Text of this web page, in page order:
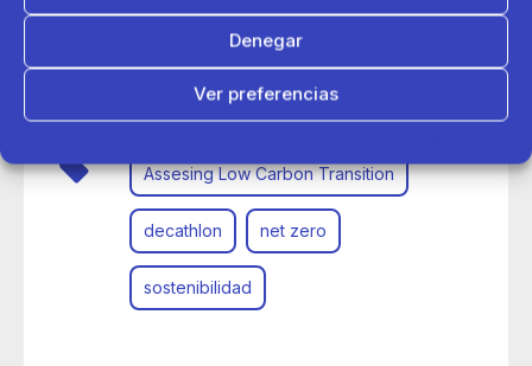
Denegar
Ver preferencias
Decathlon se une a Net Zero Initiative para contribuir a la
neutralidad de carbono
Assesing Low Carbon Transition
decathlon net zero
sostenibilidad